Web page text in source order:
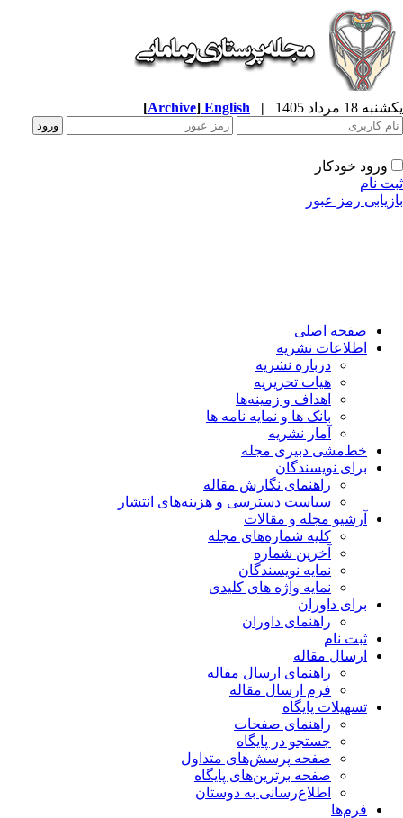
18 مرداد 1405 |
English
[Archive]
ورود خودکار
نام
رمز عبور
صفحه اصلی
اطلاعات نشریه
درباره نشریه
هیات تحریریه
اهداف و زمینه‌ها
بانک ها و نمایه نامه ها
آمار نشریه
خط‌مشی دبیری مجله
برای نویسندگان
راهنمای نگارش مقاله
سیاست دسترسی و هزینه‌های انتشار
آرشیو مجله و مقالات
کلیه شماره‌های مجله
آخرین شماره
نمایه نویسندگان
نمایه واژه های کلیدی
برای داوران
راهنمای داوران
ثبت نام
ارسال مقاله
راهنمای ارسال مقاله
فرم ارسال مقاله
تسهیلات پایگاه
راهنمای صفحات
جستجو در پایگاه
صفحه پرسش‌های متداول
صفحه برترین‌های پایگاه
اطلاع‌رسانی به دوستان
فرم‌ها